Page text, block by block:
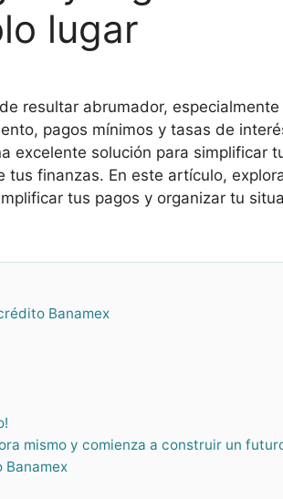
lugar
resultar abrumador,
pagos mínimos y tasas de
excelente solución para simplificar
finanzas. En este artículo,
tus pagos y organizar tu
Banamex
mismo y comienza a construir un